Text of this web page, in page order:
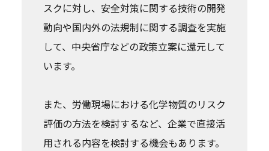
スクに対し、安全対策に関する技術の開発
動向や国内外の法規制に関する調査を実施
して、中央省庁などの政策立案に還元して
います。
また、労働現場における化学物質のリスク
評価の方法を検討するなど、企業で直接活
用される内容を検討する機会もあります。